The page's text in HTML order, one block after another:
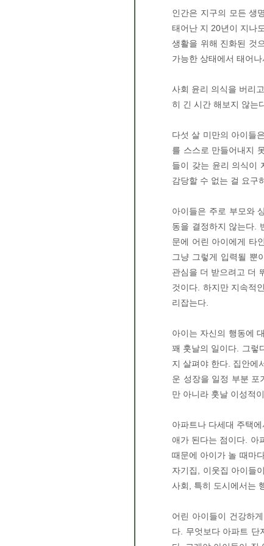
인간은 지구의 모든 생
태어난 지 20년이 지나
생활을 위해 진화된 것
가능한 상태에서 태어
사회 윤리 의식을 버리
히 긴 시간 해보지 않는
다섯 살 미만의 아이들
를 스스로 만들어내지
들이 갖는 윤리 의식이
감당할 수 없는 걸 요구
아이들은 주로 부모와
동을 결정하지 않는다.
문에 어린 아이에게 타
그냥 그렇게 입력될 뿐
관심을 더 받으려고 더
것이다. 하지만 지속적
리잡는다.
아이는 자신의 행동에
꽤 훗날의 일이다. 그렇
지 살펴야 한다. 집안에
운 성장을 일정 부분 포
만 아니라 훗날 이성적
아파트나 다세대 주택
애가 된다는 점이다. 아
때문에 아이가 놀 때마
자기집, 이웃집 아이들
사회, 특히 도시에서는
어린 아이들이 건강하
다. 무엇보다 아파트 단